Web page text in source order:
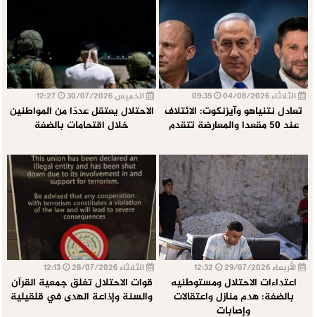
الثلاثاء 04/08/2026
تعادل نتنياهو وآيزنكوت: الائتلاف
عند 50 مقعدا والمعارضة تتقدم
الخميس 30/07/2026
الاحتلال يعتقل عددًا من المواطنين
خلال اقتحامات بالضفة
الأربعاء 29/07/2026
اعتداءات الاحتلال ومستوطنيه
بالضفة: هدم منازل واعتقالات
وإصابات
الثلاثاء 28/07/2026
قوات الاحتلال تغلق جمعية القرآن
والسنة وإذاعة الهدى في قلقيلية